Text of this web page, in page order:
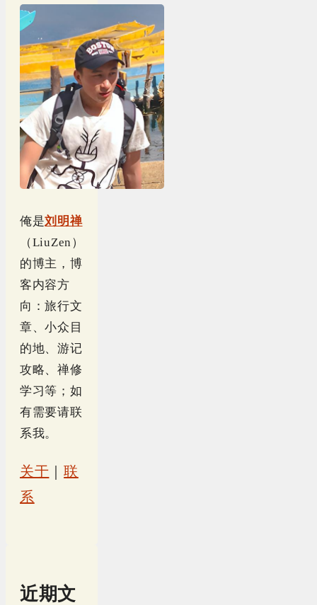
俺是刘明禅
（LiuZen）
的博主，博
客内容方
向：旅行文
章、小众目
的地、游记
攻略、禅修
学习等；如
有需要请联
系我。
关于 ｜联
系
近期文